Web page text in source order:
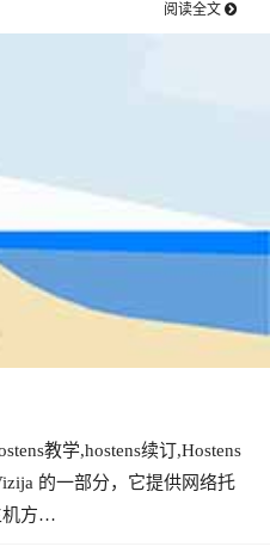
阅读全文
教学,hostens续订,Hostens
的一部分，它提供网络托
机方…